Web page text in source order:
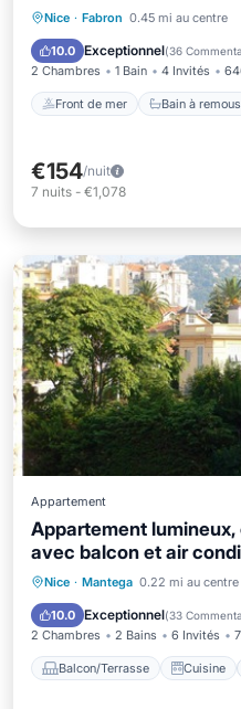
Nice · Fabron 0.45 mi au centre
10.0 Exceptionnel(36
2 Chambres 1 Bain 4 Invités
Front de mer Bain à remous
Front de mer
Vue sur l’océan
€154/nuit
7 nuits - €1,078
Appartement
Appartement
avec balcon et air
Nice · Mantega 0.22 mi au centre
10.0 Exceptionnel(33
2 Chambres 2 Bains 6 Invités
Balcon/Terrasse Cuisine
Balcon/Terrasse
Climatisation